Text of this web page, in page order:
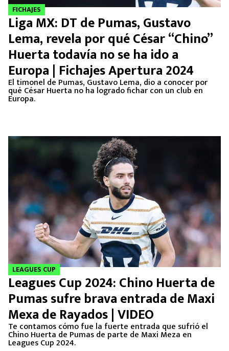
FICHAJES
Liga MX: DT de Pumas, Gustavo
Lema, revela por qué César “Chino”
Huerta todavía no se ha ido a
Europa | Fichajes Apertura 2024
El timonel de Pumas, Gustavo Lema, dio a conocer por
qué César Huerta no ha logrado fichar con un club en
Europa.
LEAGUES CUP
Leagues Cup 2024: Chino Huerta de
Pumas sufre brava entrada de Maxi
Mexa de Rayados | VIDEO
Te contamos cómo fue la fuerte entrada que sufrió el
Chino Huerta de Pumas de parte de Maxi Meza en
Leagues Cup 2024.